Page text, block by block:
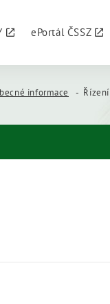
ePortál ČSSZ
informace